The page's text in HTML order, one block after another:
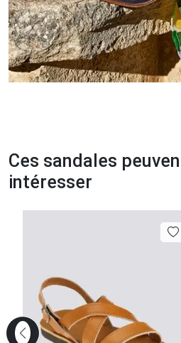
Ces sandales
intéresser